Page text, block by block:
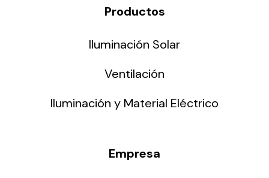
Productos
Iluminación Solar
Ventilación
Iluminación y Material Eléctrico
Empresa